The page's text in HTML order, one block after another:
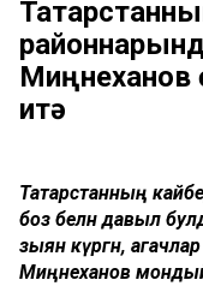
Миңнеханов
итә
Татарстанның
боз белән давыл
зыян күргән,
Миңнеханов